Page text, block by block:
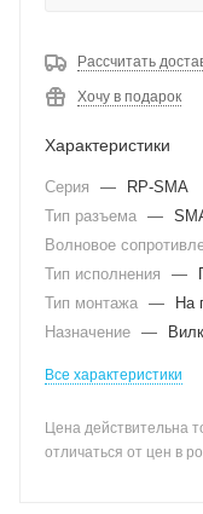
Рассчитать
Хочу в подарок
Характеристики
Серия —
RP-SMA
Тип разъема —
Волновое
Тип исполнения
—
Тип монтажа —
На
Назначение —
Все характеристики
Цена действительна
отличаться от цен в